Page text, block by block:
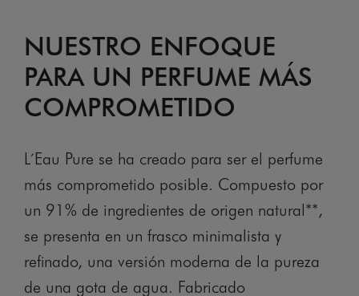
NUESTRO ENFOQUE
PARA UN PERFUME MÁS
COMPROMETIDO
L´Eau Pure se ha creado para ser el perfume
más comprometido posible. Compuesto por
un 91% de ingredientes de origen natural**,
se presenta en un frasco minimalista y
refinado, una versión moderna de la pureza
de una gota de agua. Fabricado